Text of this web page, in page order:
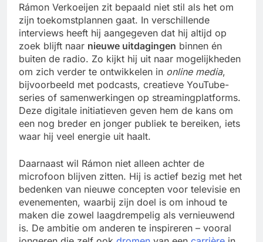
Rámon Verkoeijen zit bepaald niet stil als het om
zijn toekomstplannen gaat. In verschillende
interviews heeft hij aangegeven dat hij altijd op
zoek blijft naar nieuwe uitdagingen binnen én
buiten de radio. Zo kijkt hij uit naar mogelijkheden
om zich verder te ontwikkelen in online media,
bijvoorbeeld met podcasts, creatieve YouTube-
series of samenwerkingen op streamingplatforms.
Deze digitale initiatieven geven hem de kans om
een nog breder en jonger publiek te bereiken, iets
waar hij veel energie uit haalt.
Daarnaast wil Rámon niet alleen achter de
microfoon blijven zitten. Hij is actief bezig met het
bedenken van nieuwe concepten voor televisie en
evenementen, waarbij zijn doel is om inhoud te
maken die zowel laagdrempelig als vernieuwend
is. De ambitie om anderen te inspireren – vooral